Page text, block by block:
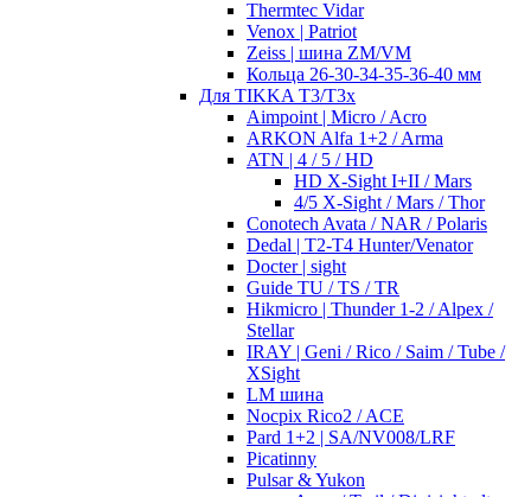
Thermtec Vidar
Venox | Patriot
Zeiss | шина ZM/VM
Кольца 26-30-34-35-36-40 мм
Для TIKKA T3/T3x
Aimpoint | Micro / Acro
ARKON Alfa 1+2 / Arma
ATN | 4 / 5 / HD
HD X-Sight I+II / Mars
4/5 X-Sight / Mars / Thor
Conotech Avata / NAR / Polaris
Dedal | T2-T4 Hunter/Venator
Docter | sight
Guide TU / TS / TR
Hikmicro | Thunder 1-2 / Alpex /
Stellar
IRAY | Geni / Rico / Saim / Tube /
XSight
LM шина
Nocpix Rico2 / ACE
Pard 1+2 | SA/NV008/LRF
Picatinny
Pulsar & Yukon